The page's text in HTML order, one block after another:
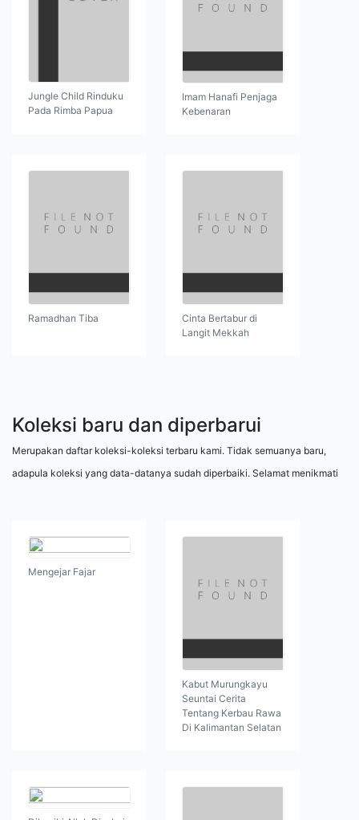
Jungle Child Rinduku
Pada Rimba Papua
Imam Hanafi Penjaga
Kebenaran
Ramadhan Tiba
Cinta Bertabur di
Langit Mekkah
Koleksi baru dan diperbarui
Merupakan daftar koleksi-koleksi terbaru kami. Tidak semuanya baru,
adapula koleksi yang data-datanya sudah diperbaiki. Selamat menikmati
Mengejar Fajar
Kabut Murungkayu
Seuntai Cerita
Tentang Kerbau Rawa
Di Kalimantan Selatan